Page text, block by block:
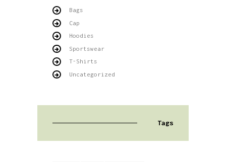
Bags
Cap
Hoodies
Sportswear
T-Shirts
Uncategorized
Tags